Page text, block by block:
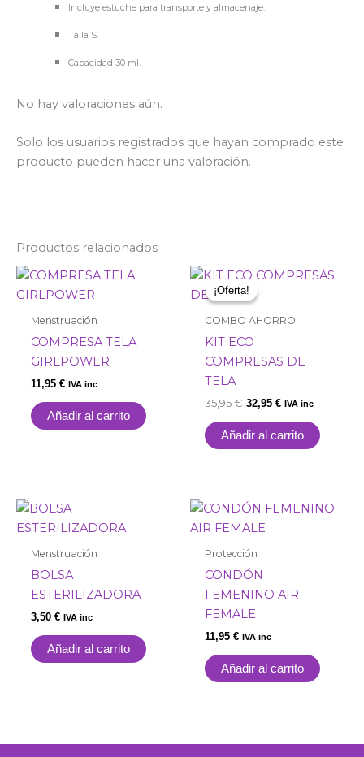
Incluye estuche para transporte y almacenaje.
Talla S.
Capacidad 30 ml.
No hay valoraciones aún.
Solo los usuarios registrados que hayan comprado este
producto pueden hacer una valoración.
Productos relacionados
Menstruación
COMPRESA TELA
GIRLPOWER
11,95 € IVA inc
Añadir al carrito
¡Oferta!
¡Oferta!
COMBO AHORRO
KIT ECO
COMPRESAS DE
TELA
35,95€
El
precio
original
35,95 €.
32,95 €
El
32,95 €.
IVA inc
Añadir al carrito
Menstruación
BOLSA
ESTERILIZADORA
3,50 € IVA inc
Añadir al carrito
Protección
CONDÓN
FEMENINO AIR
FEMALE
11,95 € IVA inc
Añadir al carrito